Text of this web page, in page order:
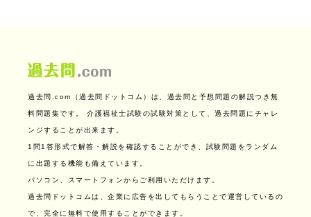
過去問.com（過去問ドットコム）は、過去問と予想問題の解説つき無
料問題集です。 介護福祉士試験の試験対策として、過去問題にチャレ
ンジすることが出来ます。
1問1答形式で解答・解説を確認することができ、試験問題をランダム
に出題する機能も備えています。
パソコン、スマートフォンからご利用いただけます。
過去問ドットコムは、企業に広告を出してもらうことで運営しているの
で、完全に無料で使用することができます。